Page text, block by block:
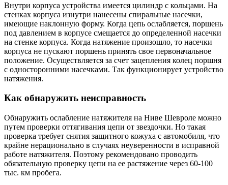
Внутри корпуса устройства имеется цилиндр с кольцами. На
стенках корпуса изнутри нанесены спиральные насечки,
имеющие наклонную форму. Когда цепь ослабляется, поршень
под давлением в корпусе смещается до определенной насечки
на стенке корпуса. Когда натяжение произошло, то насечки
корпуса не пускают поршень принять свое первоначальное
положение. Осуществляется за счет зацепления колец поршня
с односторонними насечками. Так функционирует устройство
натяжения.
Как обнаружить неисправность
Обнаружить ослабление натяжителя на Ниве Шевроле можно
путем проверки оттягивания цепи от звездочки. Но такая
проверка требует снятия защитного кожуха с автомобиля, что
крайне нерационально в случаях неуверенности в исправной
работе натяжителя. Поэтому рекомендовано проводить
обязательную проверку цепи на ее растяжение через 60-100
тыс. км пробега.